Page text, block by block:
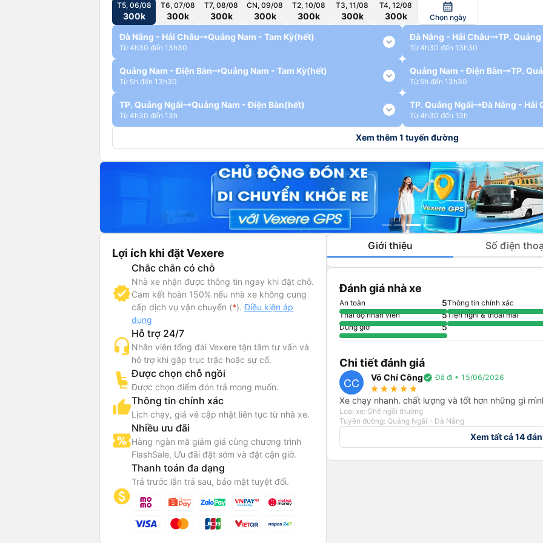
T5, 06/08
300k
T6, 07/08
300k
T7, 08/08
300k
CN, 09/08
300k
T2, 10/08
300k
T3, 11/08
300k
T4, 12/08
300k
calendar_month
Chọn ngày
Đà Nẵng - Hải Châu Quảng Nam - Tam Kỳ(hết)
Từ 4h30 đến 13h30 expand_more Đà Nẵng - Hải Châu TP. Quảng
Từ 4h30 đến 13h30
Quảng Nam - Điện Bàn Quảng Nam - Tam Kỳ(hết)
Từ 5h đến 13h30 expand_more Quảng Nam - Điện Bàn TP.
Từ 5h đến 13h30
TP. Quảng Ngãi Quảng Nam - Điện Bàn(hết)
Từ 4h30 đến 13h expand_more TP. Quảng Ngãi Đà Nẵng - Hải
Từ 4h30 đến 13h
Xem thêm 1 tuyến đường
Lợi ích khi đặt Vexere
Chắc chắn có chỗ
Nhà xe nhận được thông tin ngay khi đặt chỗ.
Cam kết hoàn 150% nếu nhà xe không cung
cấp dịch vụ vận chuyển (*).Điều kiện áp
dụng
Hỗ trợ 24/7
Nhân viên tổng đài Vexere tận tâm tư vấn và
hỗ trợ khi gặp trục trặc hoặc sự cố.
Được chọn chỗ ngồi
Được chọn điểm đón trả mong muốn.
Thông tin chính xác
Lịch chạy, giá vé cập nhật liên tục từ nhà xe.
Nhiều ưu đãi
Hàng ngàn mã giảm giá cùng chương trình
FlashSale, Ưu đãi đặt sớm và đặt cận giờ.
Thanh toán đa dạng
Trả trước lẫn trả sau, bảo mật tuyệt đối.
Giới thiệu Số điện
Đánh giá nhà xe
An toàn 5Thông tin chính xác
Thái độ nhân viên 5Tiện nghi & thoải mái
Đúng giờ 5
Chi tiết đánh giá
CC Võ Chí Côngverified Đã đi • 15/06/2026
star_rate star_rate star_rate star_rate star_rate
Xe chạy nhanh. chất lượng và tốt hơn những gì
Loại xe: Ghế ngồi thường
Tuyến đường: Quảng Ngãi - Đà Nẵng
Xem tất cả 14